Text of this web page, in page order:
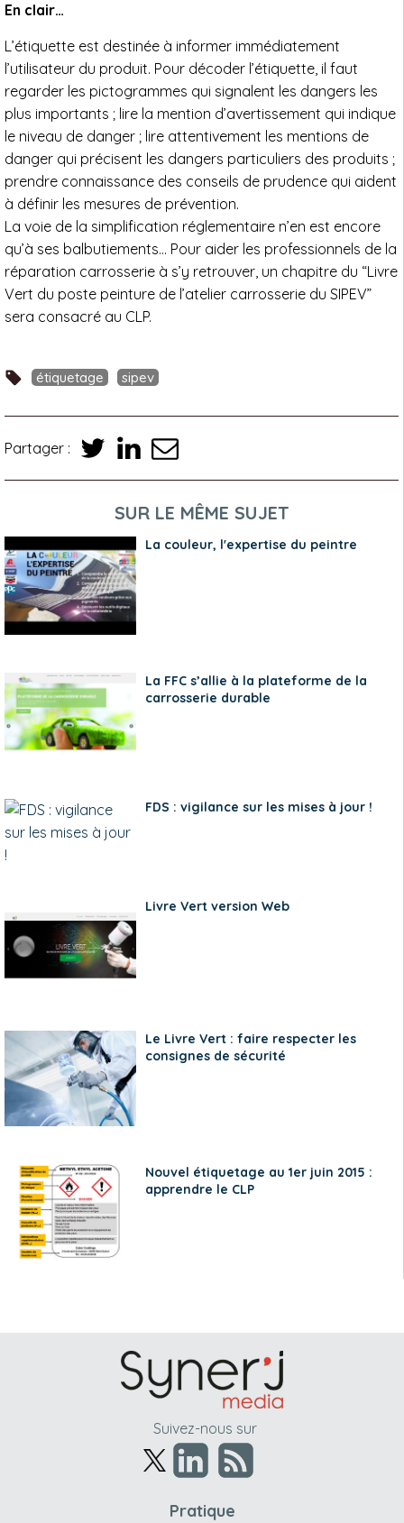
En clair…
L’étiquette est destinée à informer immédiatement
l’utilisateur du produit. Pour décoder l’étiquette, il faut
regarder les pictogrammes qui signalent les dangers les
plus importants ; lire la mention d’avertissement qui indique
le niveau de danger ; lire attentivement les mentions de
danger qui précisent les dangers particuliers des produits ;
prendre connaissance des conseils de prudence qui aident
à définir les mesures de prévention.
La voie de la simplification réglementaire n’en est encore
qu’à ses balbutiements… Pour aider les professionnels de la
réparation carrosserie à s’y retrouver, un chapitre du “Livre
Vert du poste peinture de l’atelier carrosserie du SIPEV”
sera consacré au CLP.
étiquetage sipev
Partager :
SUR LE MÊME SUJET
La couleur, l'expertise du peintre
La FFC s’allie à la plateforme de la
carrosserie durable
FDS : vigilance sur les mises à jour !
Livre Vert version Web
Le Livre Vert : faire respecter les
consignes de sécurité
Nouvel étiquetage au 1er juin 2015 :
apprendre le CLP
Suivez-nous sur
Pratique